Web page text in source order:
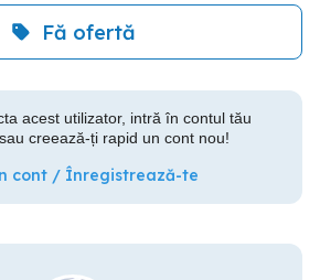
Fă ofertă
acest utilizator, intră în contul tău
creează-ți rapid un cont nou!
cont / Înregistrează-te